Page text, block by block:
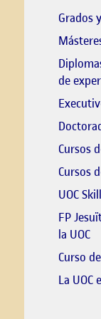
Grados
de
Cursos
Cursos
UOC
FP
la UOC
Curso
La UOC